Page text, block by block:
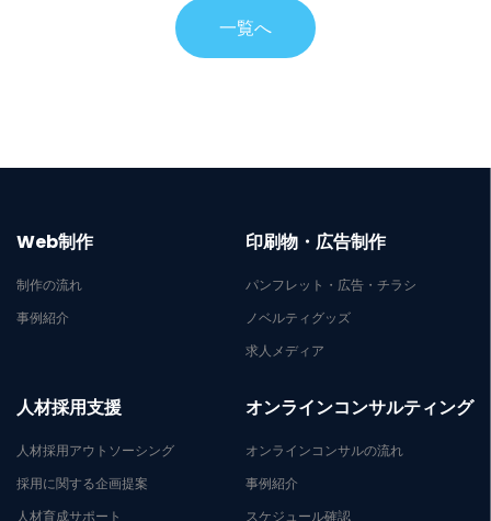
一覧へ
Web制作
制作の流れ
事例紹介
印刷物・広告制作
パンフレット・広告・チラシ
ノベルティグッズ
求人メディア
人材採用支援
人材採用アウトソーシング
採用に関する企画提案
人材育成サポート
オンラインコンサルティング
オンラインコンサルの流れ
事例紹介
スケジュール確認